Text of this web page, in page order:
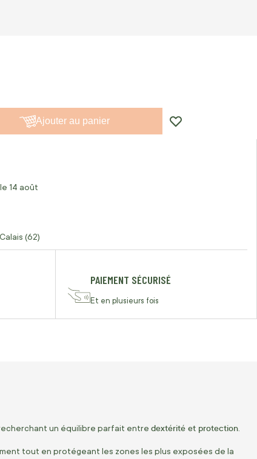
Ajouter au panier
14 août
(62)
PAIEMENT SÉCURISÉ
Et en plusieurs fois
un équilibre parfait entre dextérité et protection
tout en protégeant les zones les plus exposées de la